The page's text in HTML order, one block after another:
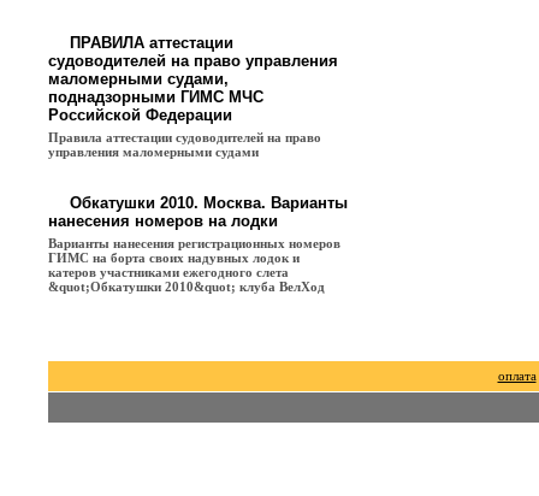
ПРАВИЛА аттестации
судоводителей на право управления
маломерными судами,
поднадзорными ГИМС МЧС
Российской Федерации
Правила аттестации судоводителей на право
управления маломерными судами
Обкатушки 2010. Москва. Варианты
нанесения номеров на лодки
Варианты нанесения регистрационных номеров
ГИМС на борта своих надувных лодок и
катеров участниками ежегодного слета
&quot;Обкатушки 2010&quot; клуба ВелХод
оплата